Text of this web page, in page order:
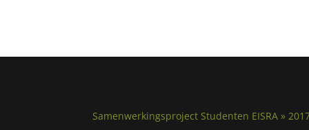
Samenwerkingsproject Studenten EISRA »